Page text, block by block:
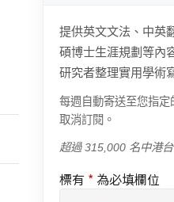
提供英文文法、中英
碩博士生涯規劃等內
研究者整理實用學術
每週自動寄送至您指
取消訂閱。
超過 315,000 名中港
標有 * 為必填欄位